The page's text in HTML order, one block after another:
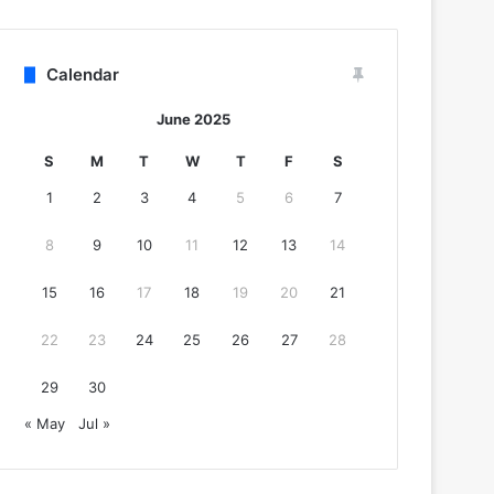
Calendar
June 2025
S M T W T F S
1 2 3 4 5 6 7
8 9 10 11 12 13 14
15 16 17 18 19 20 21
22 23 24 25 26 27 28
29 30
« May Jul »